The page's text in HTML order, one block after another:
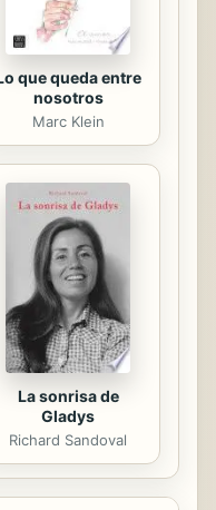
que queda entre
nosotros
Marc Klein
La sonrisa de
Gladys
Richard Sandoval